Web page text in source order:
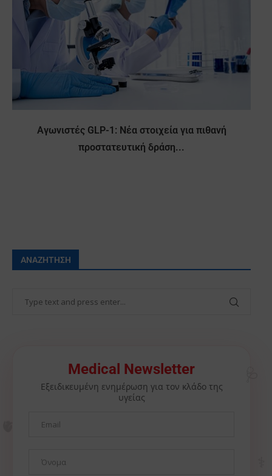
Αγωνιστές GLP-1: Νέα στοιχεία για πιθανή
προστατευτική δράση...
ΑΝΑΖΉΤΗΣΗ
Medical Newsletter
Εξειδικευμένη ενημέρωση για τον κλάδο της
υγείας